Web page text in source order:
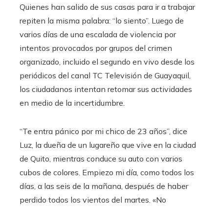
Quienes han salido de sus casas para ir a trabajar
repiten la misma palabra: “lo siento”. Luego de
varios días de una escalada de violencia por
intentos provocados por grupos del crimen
organizado, incluido el segundo en vivo desde los
periódicos del canal TC Televisión de Guayaquil,
los ciudadanos intentan retomar sus actividades
en medio de la incertidumbre.
“Te entra pánico por mi chico de 23 años”, dice
Luz, la dueña de un lugareño que vive en la ciudad
de Quito, mientras conduce su auto con varios
cubos de colores. Empiezo mi día, como todos los
días, a las seis de la mañana, después de haber
perdido todos los vientos del martes. «No